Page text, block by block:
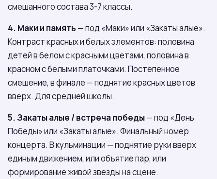
смешанного состава 3-7 классы.
4. Маки и память — под «Маки» или «Закаты алые».
Контраст красных и белых элементов: половина
детей в белом с красными цветами, половина в
красном с белыми платочками. Постепенное
смешение, в финале — поднятие красных цветов
вверх. Для средней школы.
5. Закаты алые / встреча победы— под «День
Победы» или «Закаты алые». Финальный номер
концерта. В кульминации — поднятие руки вверх
единым движением, или объятие пар, или
формирование живой звезды на сцене.